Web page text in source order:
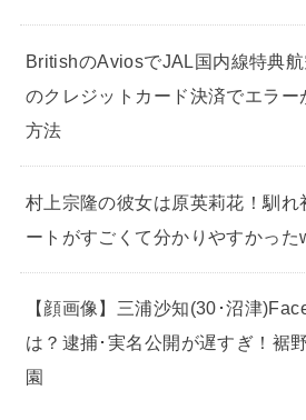
BritishのAviosでJAL国内線特典
のクレジットカード決済でエラー
方法
村上宗隆の彼女は原英莉花！馴れ
ートがすごくて分かりやすかった
【顔画像】三浦沙知(30･沼津
は？逮捕･実名公開が遅すぎ！裾
園